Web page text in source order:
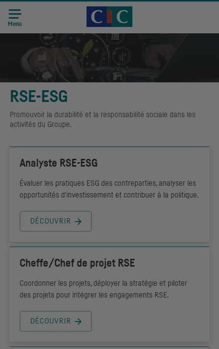
Accueil CIC Recrutement
Menu
RSE-ESG
Promouvoir la durabilité et la responsabilité sociale dans les
activités du Groupe.
Analyste RSE-ESG
Évaluer les pratiques ESG des contreparties, analyser les
opportunités d'investissement et contribuer à la politique.
DÉCOUVRIR
Cheffe/Chef de projet RSE
Coordonner les projets, déployer la stratégie et piloter
des projets pour intégrer les engagements RSE.
DÉCOUVRIR